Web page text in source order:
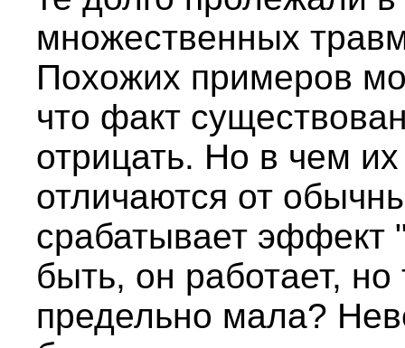
множественных
Похожих примеров
что факт
отрицать. Но в чем
отличаются от
срабатывает эффект
быть, он работает,
предельно мала?